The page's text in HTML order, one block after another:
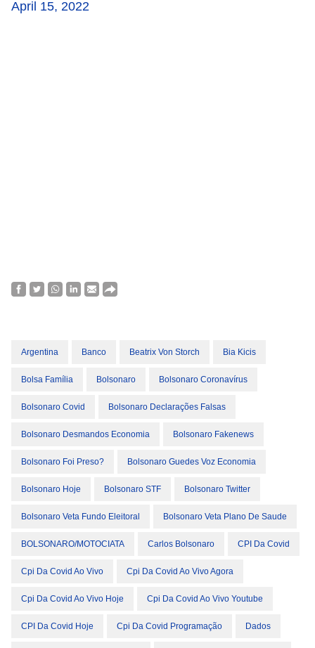
April 15, 2022
Argentina Banco Beatrix Von Storch Bia Kicis
Bolsa Família Bolsonaro Bolsonaro Coronavírus
Bolsonaro Covid Bolsonaro Declarações Falsas
Bolsonaro Desmandos Economia Bolsonaro Fakenews
Bolsonaro Foi Preso? Bolsonaro Guedes Voz Economia
Bolsonaro Hoje Bolsonaro STF Bolsonaro Twitter
Bolsonaro Veta Fundo Eleitoral Bolsonaro Veta Plano De Saude
BOLSONARO/MOTOCIATA Carlos Bolsonaro CPI Da Covid
Cpi Da Covid Ao Vivo Cpi Da Covid Ao Vivo Agora
Cpi Da Covid Ao Vivo Hoje Cpi Da Covid Ao Vivo Youtube
CPI Da Covid Hoje Cpi Da Covid Programação Dados